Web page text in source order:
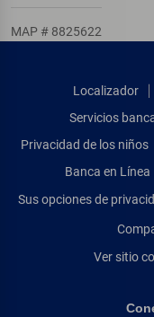
MAP # 8825622
Localizador
Servicios
Privacidad de los niños
Banca en Línea
Sus opciones de
Ver sitio